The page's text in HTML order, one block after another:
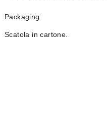
Packaging:
Scatola in cartone.